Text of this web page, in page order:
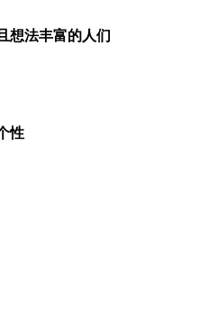
想法丰富的⼈们
性